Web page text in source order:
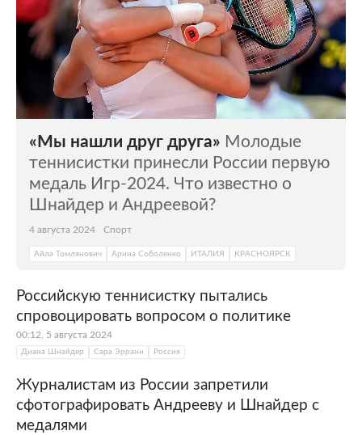
«Мы нашли друг друга» Молодые
теннисистки принесли России первую
медаль Игр-2024. Что известно о
Шнайдер и Андреевой?
4 августа 2024 Спорт
Айла Томлянович Арина Соболенко ИТАЛИЯ КРАСНОЯРСК
Российскую теннисистку пытались
спровоцировать вопросом о политике
00:12, 5 августа 2024
Диана Шнайдер Сара Эррани Россия
Журналистам из России запретили
сфотографировать Андрееву и Шнайдер с
медалями